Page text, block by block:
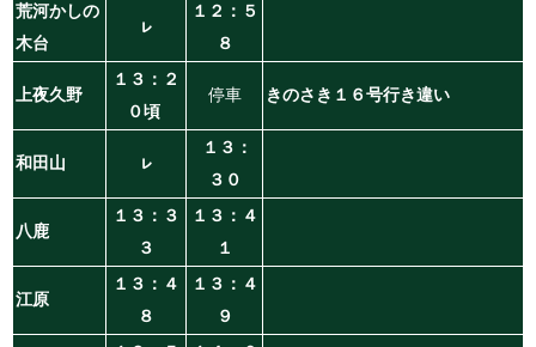
荒河かしの
木台
ㇾ
１２：５
８
上夜久野
１３：２
０頃
停車 きのさき１６号行き違い
和田山 ㇾ
１３：
３０
八鹿
１３：３
３
１３：４
１
江原
１３：４
８
１３：４
９